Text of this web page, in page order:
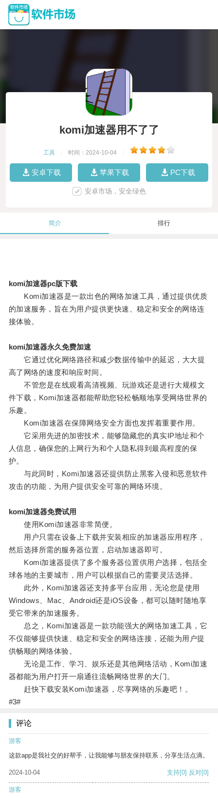
komi加速器用不了了
工具 时间：2024-10-04
安卓下载 苹果下载 PC下载
安卓市场，安全绿色
简介 排行
komi加速器pc版下载
Komi加速器是一款出色的网络加速工具，通过提供优质
的加速服务，旨在为用户提供更快速、稳定和安全的网络连
接体验。
komi加速器永久免费加速
它通过优化网络路径和减少数据传输中的延迟，大大提
高了网络的速度和响应时间。
不管您是在线观看高清视频、玩游戏还是进行大规模文
件下载，Komi加速器都能帮助您轻松畅顺地享受网络世界的
乐趣。
Komi加速器在保障网络安全方面也发挥着重要作用。
它采用先进的加密技术，能够隐藏您的真实IP地址和个
人信息，确保您的上网行为和个人隐私得到最高程度的保
护。
与此同时，Komi加速器还提供防止黑客入侵和恶意软件
攻击的功能，为用户提供安全可靠的网络环境。
komi加速器免费试用
使用Komi加速器非常简便。
用户只需在设备上下载并安装相应的加速器应用程序，
然后选择所需的服务器位置，启动加速器即可。
Komi加速器提供了多个服务器位置供用户选择，包括全
球各地的主要城市，用户可以根据自己的需要灵活选择。
此外，Komi加速器还支持多平台应用，无论您是使用
Windows、Mac、Android还是iOS设备，都可以随时随地享
受它带来的加速服务。
总之，Komi加速器是一款功能强大的网络加速工具，它
不仅能够提供快速、稳定和安全的网络连接，还能为用户提
供畅顺的网络体验。
无论是工作、学习、娱乐还是其他网络活动，Komi加速
器都能为用户打开一扇通往流畅网络世界的大门。
赶快下载安装Komi加速器，尽享网络的乐趣吧！。
#3#
评论
游客
这款app是我社交的好帮手，让我能够与朋友保持联系，分享生活点滴。
2024-10-04 支持[0] 反对[0]
游客